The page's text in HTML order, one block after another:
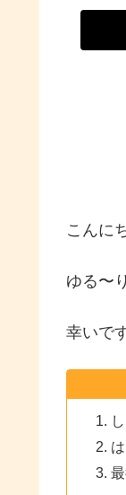
こんに
ゆる〜
幸いで